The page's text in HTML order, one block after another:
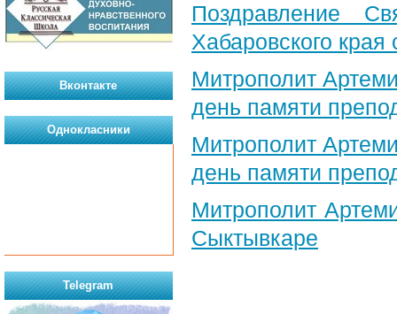
Поздравление
Хабаровского края
Митрополит
день памяти
Митрополит
день памяти
Митрополит
Сыктывкаре
Вконтакте
Однокласники
Telegram